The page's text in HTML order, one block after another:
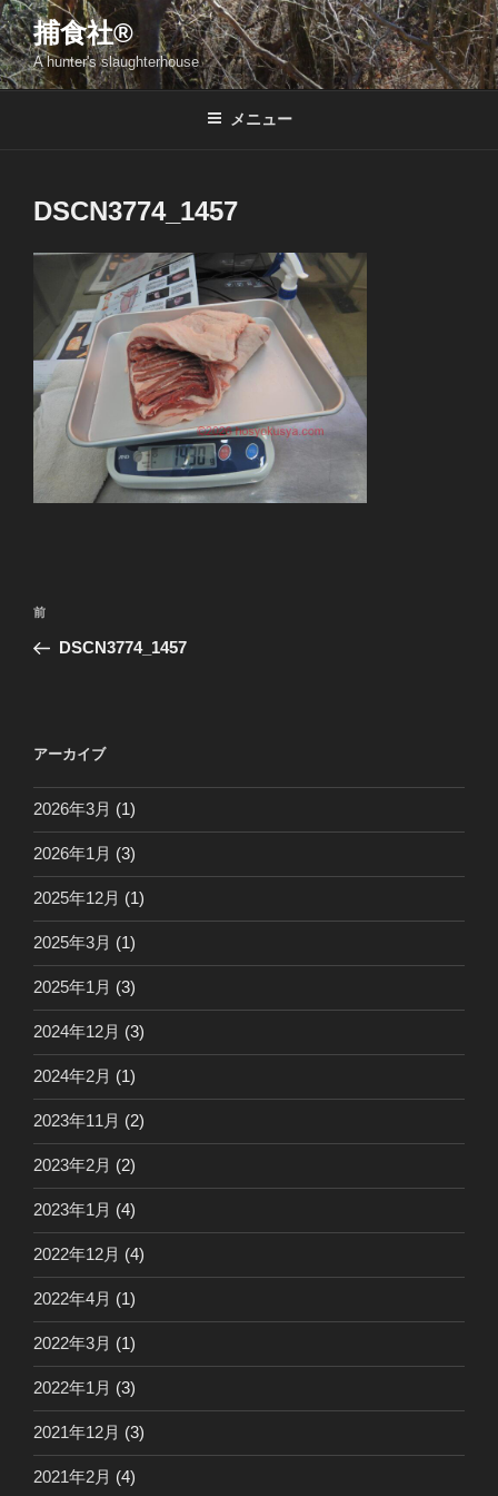
コ
ン
テ
ン
捕食社®
A hunter's slaughterhouse
メニュー
DSCN3774_1457
投
ナ
ー
シ
ョ
ン
前
の
前
DSCN3774_1457
アーカイブ
2026年3月 (1)
2026年1月 (3)
2025年12月 (1)
2025年3月 (1)
2025年1月 (3)
2024年12月 (3)
2024年2月 (1)
2023年11月 (2)
2023年2月 (2)
2023年1月 (4)
2022年12月 (4)
2022年4月 (1)
2022年3月 (1)
2022年1月 (3)
2021年12月 (3)
2021年2月 (4)